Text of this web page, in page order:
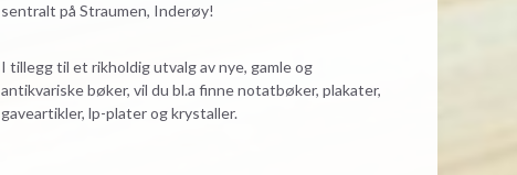
sentralt på Straumen, Inderøy!
I tillegg til et rikholdig utvalg av nye, gamle og
antikvariske bøker, vil du bl.a finne notatbøker, plakater,
gaveartikler, lp-plater og krystaller.